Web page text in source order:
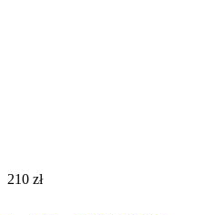
‍210‍ zł